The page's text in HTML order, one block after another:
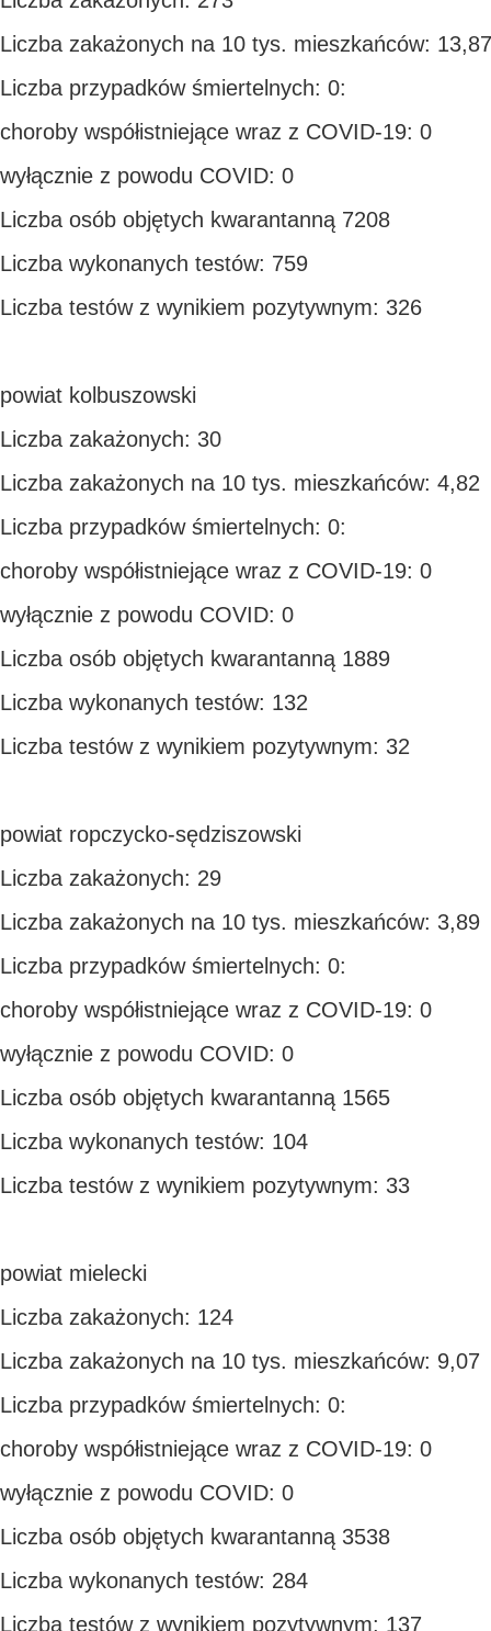
Liczba zakażonych na 10 tys. mieszkańców: 13,87
Liczba przypadków śmiertelnych: 0:
choroby współistniejące wraz z COVID-19: 0
wyłącznie z powodu COVID: 0
Liczba osób objętych kwarantanną 7208
Liczba wykonanych testów: 759
Liczba testów z wynikiem pozytywnym: 326
powiat kolbuszowski
Liczba zakażonych: 30
Liczba zakażonych na 10 tys. mieszkańców: 4,82
Liczba przypadków śmiertelnych: 0:
choroby współistniejące wraz z COVID-19: 0
wyłącznie z powodu COVID: 0
Liczba osób objętych kwarantanną 1889
Liczba wykonanych testów: 132
Liczba testów z wynikiem pozytywnym: 32
powiat ropczycko-sędziszowski
Liczba zakażonych: 29
Liczba zakażonych na 10 tys. mieszkańców: 3,89
Liczba przypadków śmiertelnych: 0:
choroby współistniejące wraz z COVID-19: 0
wyłącznie z powodu COVID: 0
Liczba osób objętych kwarantanną 1565
Liczba wykonanych testów: 104
Liczba testów z wynikiem pozytywnym: 33
powiat mielecki
Liczba zakażonych: 124
Liczba zakażonych na 10 tys. mieszkańców: 9,07
Liczba przypadków śmiertelnych: 0:
choroby współistniejące wraz z COVID-19: 0
wyłącznie z powodu COVID: 0
Liczba osób objętych kwarantanną 3538
Liczba wykonanych testów: 284
Liczba testów z wynikiem pozytywnym: 137